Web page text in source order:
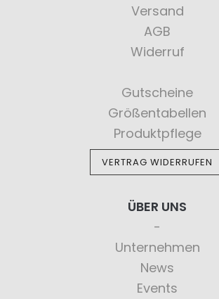
Versand
AGB
Widerruf
Gutscheine
Größentabellen
Produktpflege
VERTRAG WIDERRUFEN
ÜBER UNS
Unternehmen
News
Events